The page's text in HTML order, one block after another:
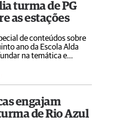
turma de PG
as estações
de conteúdos sobre
ano da Escola Alda
na temática e
engajam
de Rio Azul